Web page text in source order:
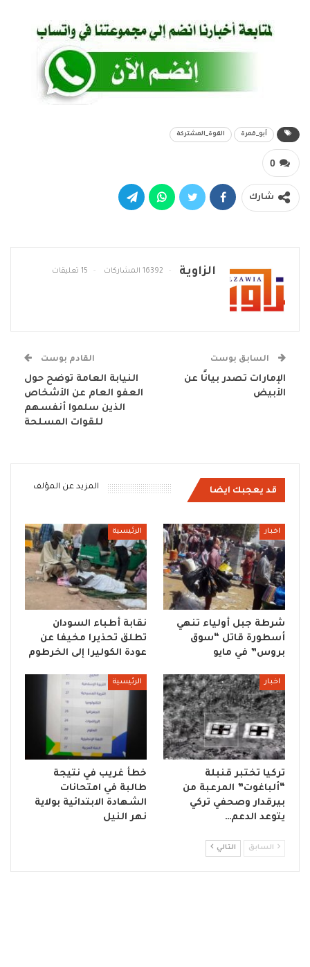
أبو_قمرة القوة_المشتركة
0
شارك
الزاوية 16392 المشاركات 15 تعليقات
السابق بوست
الإمارات تصدر بيانًا عن
الأبيض
القادم بوست
النيابة العامة توضح حول
العفو العام عن الأشخاص
الذين سلموا أنفسهم
للقوات المسلحة
قد يعجبك ايضا المزيد عن المؤلف
اخبار
شرطة جبل أولياء تنهي
أسطورة قاتل “سوق
بروس” في مايو
الرئيسية
نقابة أطباء السودان
تطلق تحذيرا مخيفا عن
عودة الكوليرا إلى الخرطوم
اخبار
تركيا تختبر قنبلة
“ألباغوت” المرعبة من
بيرقدار وصحفي تركي
يتوعد الدعم…
الرئيسية
خطأ غريب في نتيجة
طالبة في امتحانات
الشهادة الابتدائية بولاية
نهر النيل
السابق التالي